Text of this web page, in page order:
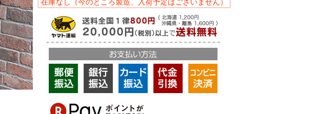
在庫なし（今のところ製造、入荷予定はございません）